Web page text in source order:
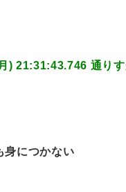
) 21:31:43.746 通り
身につかない